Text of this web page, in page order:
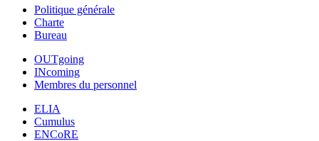
Politique générale
Charte
Bureau
OUTgoing
INcoming
Membres du personnel
ELIA
Cumulus
ENCoRE